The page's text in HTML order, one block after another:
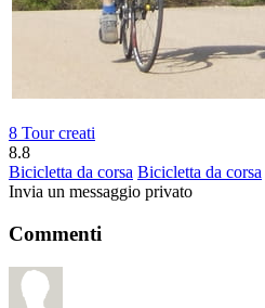
8 Tour creati
8.8
Bicicletta da corsa Bicicletta da corsa
Invia un messaggio privato
Commenti